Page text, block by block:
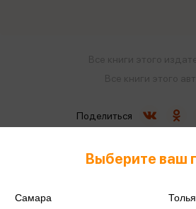
Поделиться
Выберите ваш
Самара